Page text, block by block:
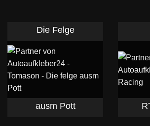
Die Felge
ausm Pott